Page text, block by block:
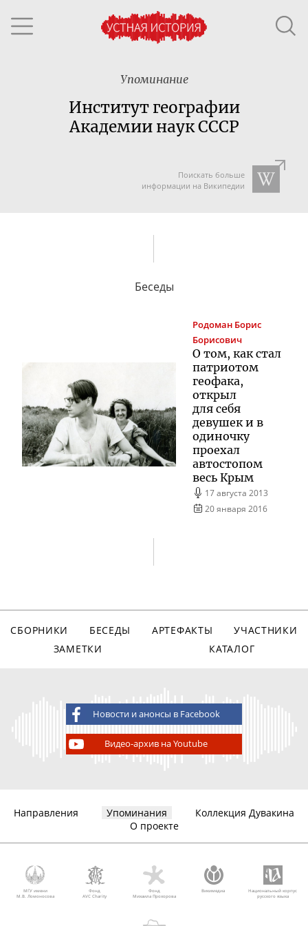
Упоминание
Институт географии
Академии наук СССР
Поискать больше
информации на Википедии
Беседы
Родоман Борис
Борисович
О том, как стал
патриотом
геофака,
открыл
для себя
девушек и в
одиночку
проехал
автостопом
весь Крым
17 августа 2013
20 января 2016
СБОРНИКИ БЕСЕДЫ АРТЕФАКТЫ
УЧАСТНИКИ
ЗАМЕТКИ
КАТАЛОГ
Новости и анонсы в Facebook
Видео-архив на Youtube
Направления Упоминания
Коллекция Дувакина
О проекте
МГУ имени
М.В. Ломоносова
Фонд
AVC Charity
Фонд
Михаила Прохорова
Викимедиа
Национальный корпус
русского языка